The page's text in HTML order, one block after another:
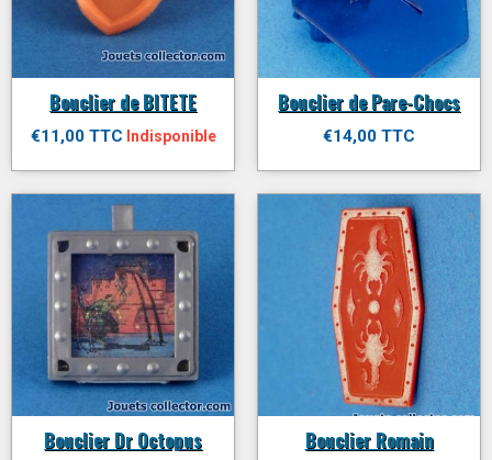
Bouclier de BITETE
€11,00 TTC Indisponible
Bouclier de Pare-Chocs
€14,00 TTC
Bouclier Dr Octopus Bouclier Romain